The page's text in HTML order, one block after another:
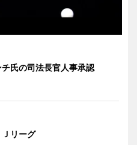
氏の司法長官人事承認
リーグ